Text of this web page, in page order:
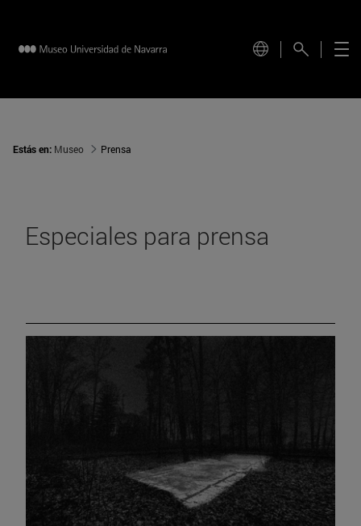
Estás en: Museo Prensa
Especiales para prensa